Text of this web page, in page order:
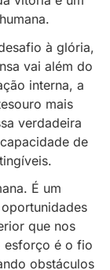
a
na própria
onde as
a
somos
é o farol que
nas horas
a
nos
da